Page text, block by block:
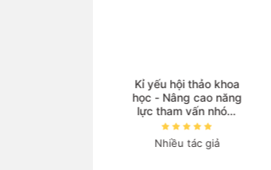
Kỉ yếu hội thảo khoa
học - Nâng cao năng
lực tham vấn nhóm
và triển khai các
chương trình phòng
ngừa, can thiệp tâm
Nhiều tác giả